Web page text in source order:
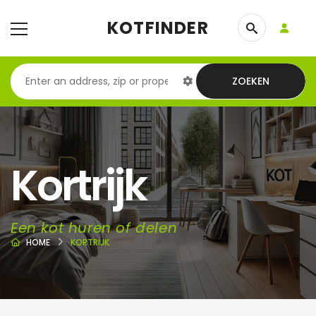
KOTFINDER
ZOEKEN
Kortrijk
Een kot huren of delen
HOME KORTRIJK